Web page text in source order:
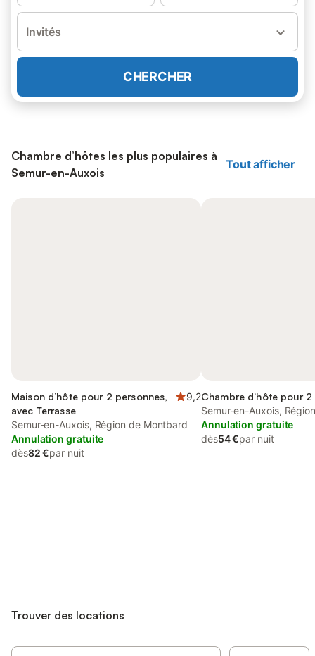
Invités
CHERCHER
Chambre d’hôtes les plus populaires à
Semur-en-Auxois
Tout afficher
Maison d’hôte pour 2 personnes,
avec Terrasse
9,2
Semur-en-Auxois, Région de Montbard
Annulation gratuite
dès82 €par nuit
Chambre d’hôte pour
Semur-en-Auxois,
Annulation gratuite
dès54 €par nuit
Trouver des locations